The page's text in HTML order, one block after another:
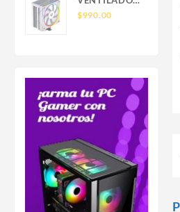
SAM S26
ULTRA
P/CPU
HEX50,RGB,4
PIPAS,TDP
220W,AMD/
120MM,PWN
4 PIN+ARGB
3
PIN,BLANCO
$990.00